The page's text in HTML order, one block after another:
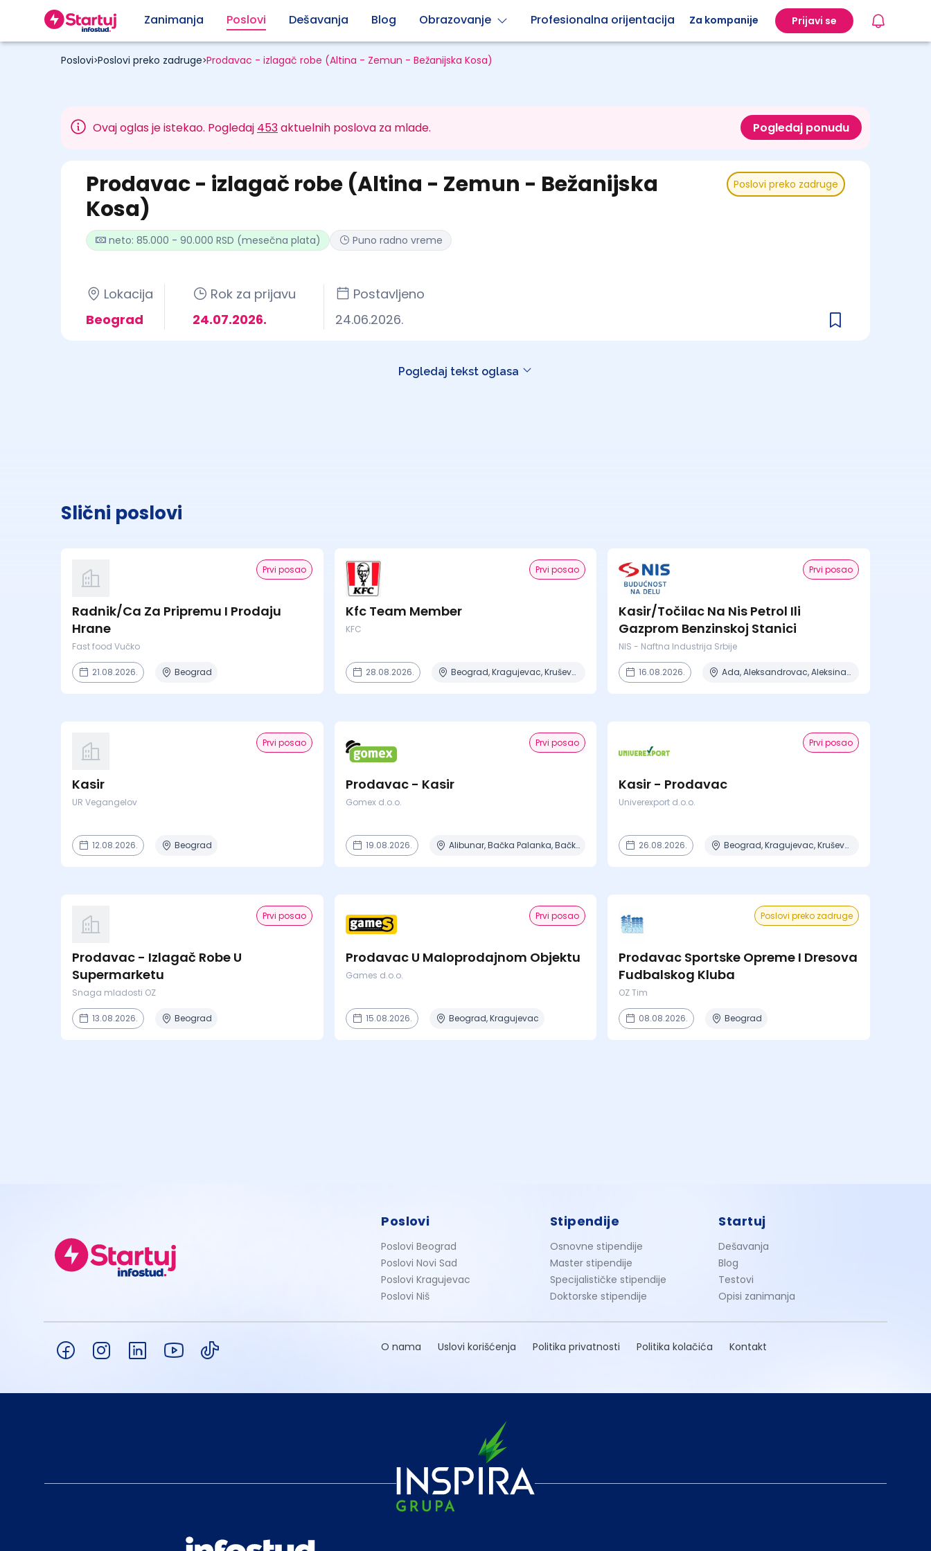
Zanimanja Poslovi Dešavanja Blog Obrazovanje Profesionalna orijentacija Za kompanije Prijavi se
Poslovi>Poslovi preko zadruge>Prodavac - izlagač robe (Altina - Zemun - Bežanijska Kosa)
Ovaj oglas je istekao. Pogledaj 453aktuelnih poslova za mlade. Pogledaj ponudu
Poslovi preko zadruge
Prodavac - izlagač robe (Altina - Zemun - Bežanijska
Kosa)
Lokacija
Beograd
Rok za prijavu
24.07.2026.
Postavljeno
24.06.2026.
neto: 85.000 - 90.000 RSD (mesečna plata) Puno radno vreme
Pogledaj tekst oglasa
Slični poslovi
Prvi posao
Radnik/Ca Za Pripremu I Prodaju
Hrane
Fast food Vučko
21.08.2026. Beograd
Prvi posao
Kfc Team Member
KFC
28.08.2026. Beograd, Kragujevac, Kruševac, Lapovo, Niš + 4 mesta
Prvi posao
Kasir/Točilac Na Nis Petrol Ili
Gazprom Benzinskoj Stanici
NIS - Naftna Industrija Srbije
16.08.2026. Ada, Aleksandrovac, Aleksinac, Alibunar, Apatin + 206 mesta
Prvi posao
Kasir
UR Vegangelov
12.08.2026. Beograd
Prvi posao
Prodavac - Kasir
Gomex d.o.o.
19.08.2026. Alibunar, Bačka Palanka, Bačka Topola, Bečej, Beograd + 8 mesta
Prvi posao
Kasir - Prodavac
Univerexport d.o.o.
26.08.2026. Beograd, Kragujevac, Kruševac, Lazarevac, Mladenovac + 6 mesta
Prvi posao
Prodavac - Izlagač Robe U
Supermarketu
Snaga mladosti OZ
13.08.2026. Beograd
Prvi posao
Prodavac U Maloprodajnom Objektu
Games d.o.o.
15.08.2026. Beograd, Kragujevac
Poslovi preko zadruge
Prodavac Sportske Opreme I Dresova
Fudbalskog Kluba
OZ Tim
08.08.2026. Beograd
Poslovi
Poslovi Beograd
Poslovi Novi Sad
Poslovi Kragujevac
Poslovi Niš
Stipendije
Osnovne stipendije
Master stipendije
Specijalističke stipendije
Doktorske stipendije
Startuj
Dešavanja
Blog
Testovi
Opisi zanimanja
O nama Uslovi korišćenja Politika privatnosti Politika kolačića Kontakt